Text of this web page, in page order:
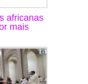
africanas
mais